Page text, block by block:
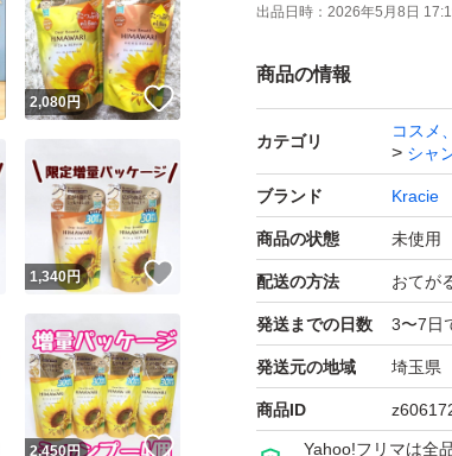
は発送までお時間を頂
さい。
出品日時： 2026年5月8日
商品の情報
カテゴリ
コスメ
シャ
ブランド Kracie
商品の状態 未使用
配送の方法 おてが
発送までの日数 3〜7日
発送元の地域 埼玉県
商品ID
Yahoo!フリマは全
いいね！
2,080円 いいね！
いいね！
1,340円
いいね！
2,450円